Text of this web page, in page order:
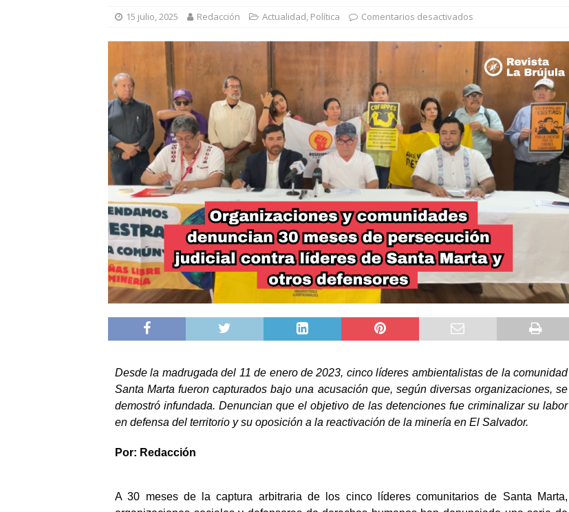
15 julio, 2025 Redacción Actualidad, Política Comentarios desactivados
Desde la madrugada del 11 de enero de 2023, cinco líderes ambientalistas de la comunidad
Santa Marta fueron capturados bajo una acusación que, según diversas organizaciones, se
demostró infundada. Denuncian que el objetivo de las detenciones fue criminalizar su labor
en defensa del territorio y su oposición a la reactivación de la minería en El Salvador.
Por: Redacción
A 30 meses de la captura arbitraria de los cinco líderes comunitarios de Santa Marta,